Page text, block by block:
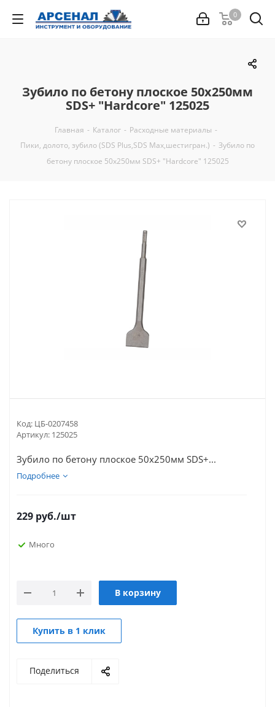
0
Зубило по бетону плоское 50х250мм
SDS+ "Hardcore" 125025
Главная - Каталог - Расходные материалы -
Пики, долото, зубило (SDS Plus,SDS Max,шестигран.) - Зубило по
бетону плоское 50х250мм SDS+ "Hardcore" 125025
Код: ЦБ-0207458
Артикул: 125025
Зубило по бетону плоское 50х250мм SDS+...
Подробнее
229 руб./шт
Много
В корзину
Купить в 1 клик
Поделиться